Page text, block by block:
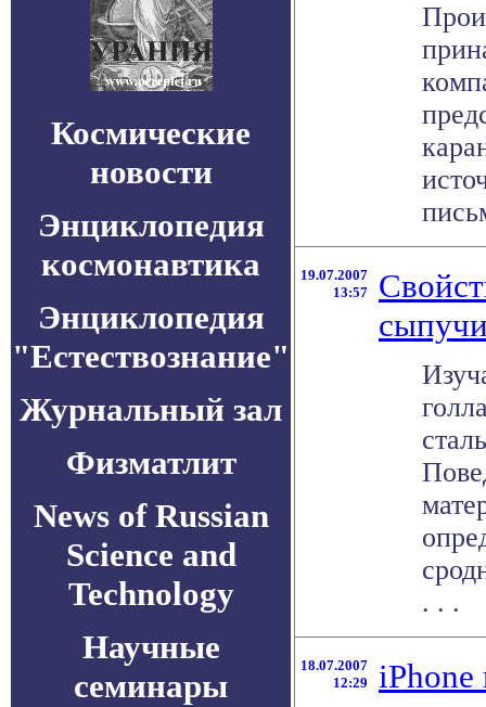
Космические
новости
Энциклопедия
космонавтика
Энциклопедия
"Естествознание"
Журнальный зал
Физматлит
News of Russian
Science and
Technology
Научные
семинары
19.07.2007
13:57
. . .
18.07.2007
12:29
iPhone